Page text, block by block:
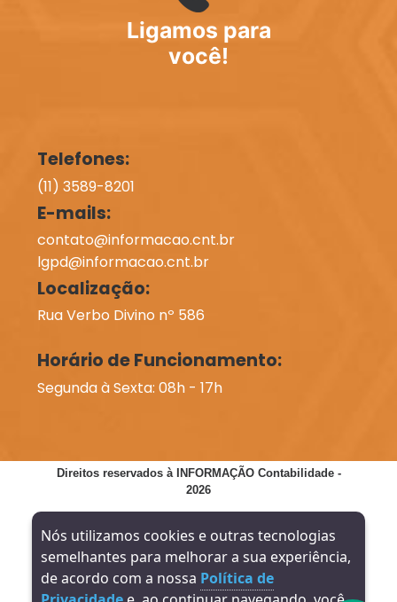
Ligamos para
você!
Telefones:
(11) 3589-8201
E-mails:
contato@informacao.cnt.br
lgpd@informacao.cnt.br
Localização:
Rua Verbo Divino nº 586
Horário de Funcionamento:
Segunda à Sexta: 08h - 17h
Direitos reservados à INFORMAÇÃO Contabilidade -
2026
Nós utilizamos cookies e outras tecnologias
semelhantes para melhorar a sua experiência,
de acordo com a nossa Política de